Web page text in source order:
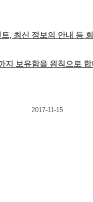
, 최신 정보의 안내 등
지 보유함을 원칙으로
2017-11-15